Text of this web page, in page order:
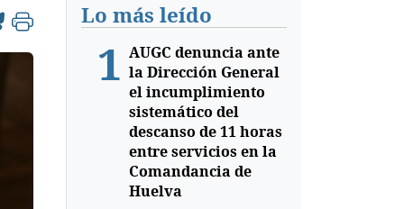
Lo más leído
1 AUGC denuncia ante
la Dirección General
el incumplimiento
sistemático del
descanso de 11 horas
entre servicios en la
Comandancia de
Huelva